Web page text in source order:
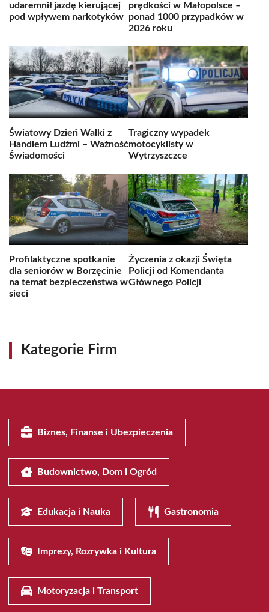
udaremnił jazdę kierującej
pod wpływem narkotyków
prędkości w Małopolsce –
ponad 1000 przypadków w
2026 roku
Światowy Dzień Walki z
Handlem Ludźmi – Ważność
Świadomości
Tragiczny wypadek
motocyklisty w
Wytrzyszczce
Profilaktyczne spotkanie
dla seniorów w Borzęcinie
na temat bezpieczeństwa w
sieci
Życzenia z okazji Święta
Policji od Komendanta
Głównego Policji
Kategorie Firm
Biznes, Finanse i Ubezpieczenia
Budownictwo, Dom i Ogród
Edukacja i Nauka Gastronomia
Imprezy, Rozrywka i Kultura
Motoryzacja i Transport